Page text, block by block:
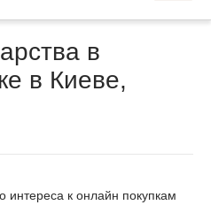
в
в Киеве,
к онлайн покупкам